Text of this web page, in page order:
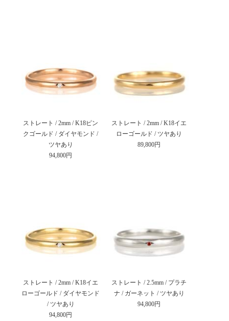
ストレート / 2mm / K18ピン
クゴールド / ダイヤモンド /
ツヤあり
94,800円
ストレート / 2mm / K18イエ
ローゴールド / ツヤあり
89,800円
ストレート / 2mm / K18イエ
ローゴールド / ダイヤモンド
/ ツヤあり
94,800円
ストレート / 2.5mm / プラチ
ナ / ガーネット / ツヤあり
94,800円